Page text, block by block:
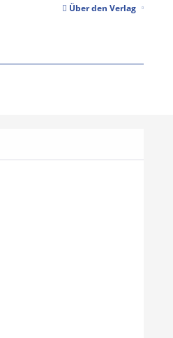
Über den Verlag